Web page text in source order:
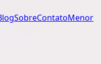
SobreContatoMenor